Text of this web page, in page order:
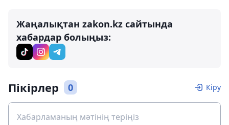
Жаңалықтан zakon.kz сайтында
хабардар болыңыз:
Пікірлер 0 Кіру